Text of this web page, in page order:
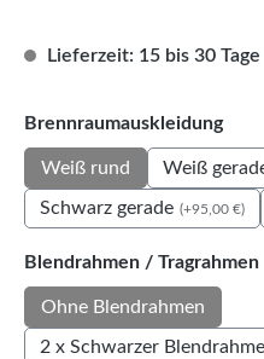
Lieferzeit: 15 bis 30 Tage
Brennraumauskleidung
Weiß rund Weiß
Schwarz gerade (+95,00 €)
Blendrahmen / Tragrahmen
Ohne Blendrahmen
2 x Schwarzer